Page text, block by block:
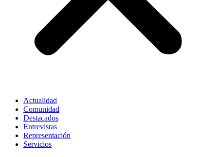
Actualidad
Comunidad
Destacados
Entrevistas
Representación
Servicios